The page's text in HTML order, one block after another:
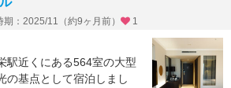
期：2025/11（約9ヶ月前） 1
駅近くにある564室の大型
の基点として宿泊しまし